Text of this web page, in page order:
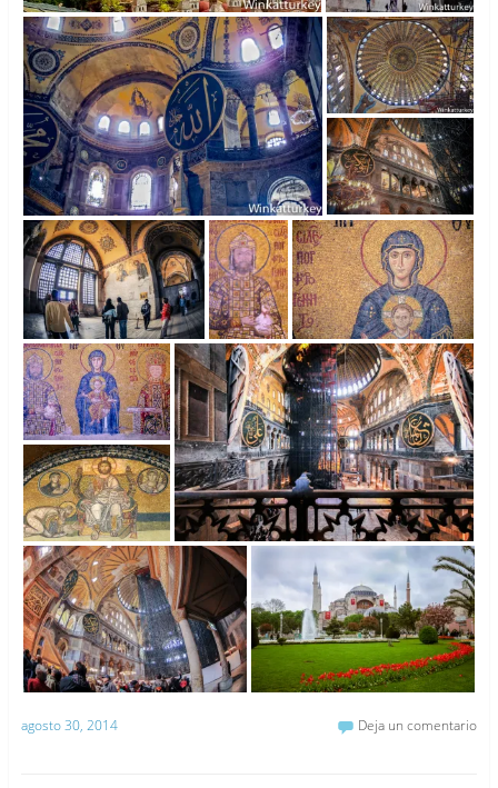
agosto 30, 2014 Deja un comentario